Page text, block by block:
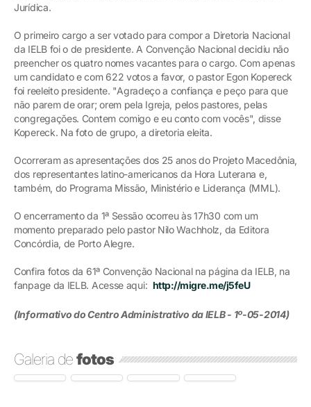
Jurídica.
O primeiro cargo a ser votado para compor a Diretoria Nacional
da IELB foi o de presidente. A Convenção Nacional decidiu não
preencher os quatro nomes vacantes para o cargo. Com apenas
um candidato e com 622 votos a favor, o pastor Egon Kopereck
foi reeleito presidente. "Agradeço a confiança e peço para que
não parem de orar; orem pela Igreja, pelos pastores, pelas
congregações. Contem comigo e eu conto com vocês", disse
Kopereck. Na foto de grupo, a diretoria eleita.
Ocorreram as apresentações dos 25 anos do Projeto Macedônia,
dos representantes latino-americanos da Hora Luterana e,
também, do Programa Missão, Ministério e Liderança (MML).
O encerramento da 1ª Sessão ocorreu às 17h30 com um
momento preparado pelo pastor Nilo Wachholz, da Editora
Concórdia, de Porto Alegre.
Confira fotos da 61ª Convenção Nacional na página da IELB, na
fanpage da IELB. Acesse aqui: http://migre.me/j5feU
(Informativo do Centro Administrativo da IELB - 1º-05-2014)
Galeria defotos